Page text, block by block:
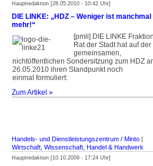
Hauptredaktion [28.05.2010 - 10:42 Uhr]
DIE LINKE: „HDZ – Weniger ist manchmal
mehr!“
[pmli] DIE LINKE
Rat der Stadt hat auf der
gemeinsamen,
nichtöffentlichen Sondersitzung zum HDZ
26.05.2010 ihren Standpunkt noch
einmal formuliert:
Zum Artikel »
Handels- und Dienstleistungszentrum / Minto |
Wirtschaft, Wissenschaft, Handel & Handwerk
Hauptredaktion [10.10.2009 - 17:24 Uhr]